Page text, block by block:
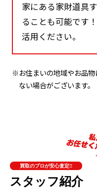
家にある家財道具
ることも可能です
活用ください。
※お住まいの地域やお品物
ない場合がございます。
買取のプロが安心査定!!
スタッフ紹介